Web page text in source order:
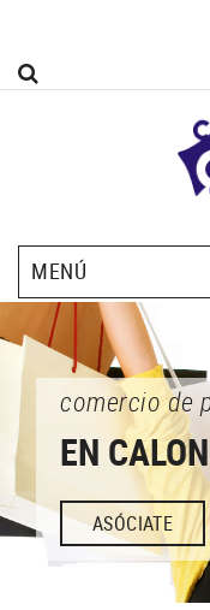
MENÚ
comercio de
EN
ASÓCIATE